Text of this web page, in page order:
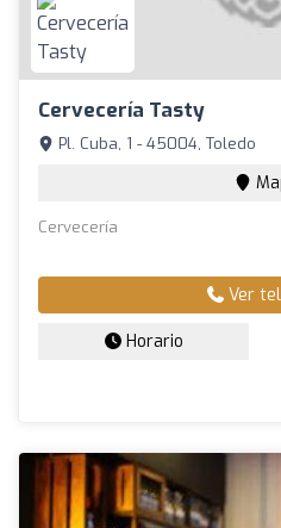
Cervecería Tasty
Pl. Cuba, 1 - 45004, Toledo
Cervecería
Ver
Horario